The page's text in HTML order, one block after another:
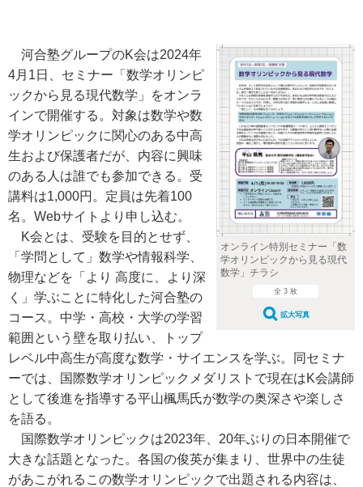
オンライン特別セミナー「数
学オリンピックから見る現代
数学」チラシ
全 3 枚
拡大写真
河合塾グループのK会は2024年
4月1日、セミナー「数学オリンピ
ックから見る現代数学」をオンラ
インで開催する。対象は数学や数
学オリンピックに関心のある中高
生および保護者だが、内容に興味
のある人は誰でも参加できる。受
講料は1,000円。定員は先着100
名。Webサイトより申し込む。
K会とは、受験を目的とせず、
「学問として」数学や情報科学、
物理などを「より 高度に、より深
く」学ぶことに特化した河合塾の
コース。中学・高校・大学の学習
範囲という壁を取り払い、トップ
レベル中高生が高度な数学・サイエンスを学ぶ。同セミナ
ーでは、国際数学オリンピックメダリストで現在はK会講師
として後進を指導する平山楓馬氏が数学の奥深さや楽しさ
を語る。
国際数学オリンピックは2023年、20年ぶりの日本開催で
大きな話題となった。各国の俊英が集まり、世界中の生徒
があこがれるこの数学オリンピックで出題される内容は、